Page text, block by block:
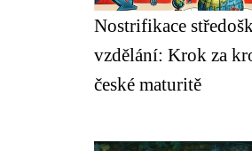
Nostrifikace
vzdělání: Krok za
české maturitě